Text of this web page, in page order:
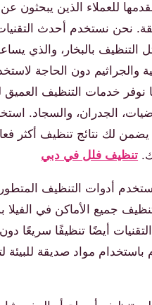
للعملاء الذين يبحثون عن
نحن نستخدم أحدث
التنظيف بالبخار، والذي
والجراثيم دون الحاجة
نوفر خدمات التنظيف
الجدران، والسجاد.
يضمن لك نتائج تنظيف أكثر
تنظيف فلل في دبي
أدوات التنظيف
جميع الأماكن في الفيلا
أيضًا تنظيفًا سريعًا دون
باستخدام مواد صديقة